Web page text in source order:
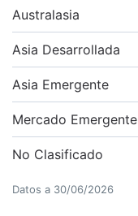
Australasia
Asia Desarrollada
Asia Emergente
Mercado Emergente
No Clasificado
Datos a 30/06/2026